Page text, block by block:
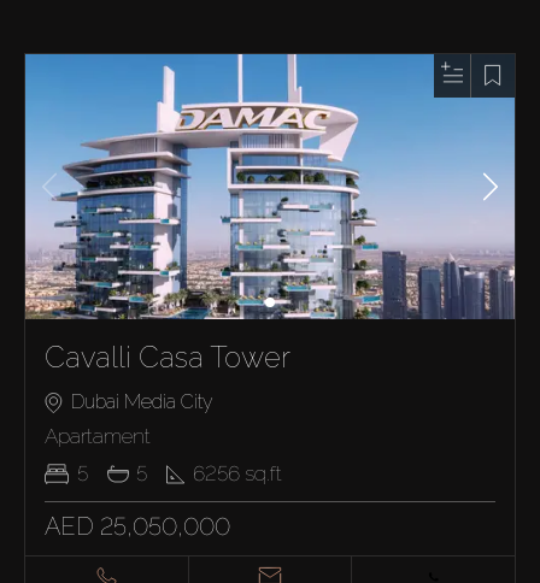
Cavalli Casa Tower
Dubai Media City
Apartament
5
5 6256 sq.ft
AED 25,050,000